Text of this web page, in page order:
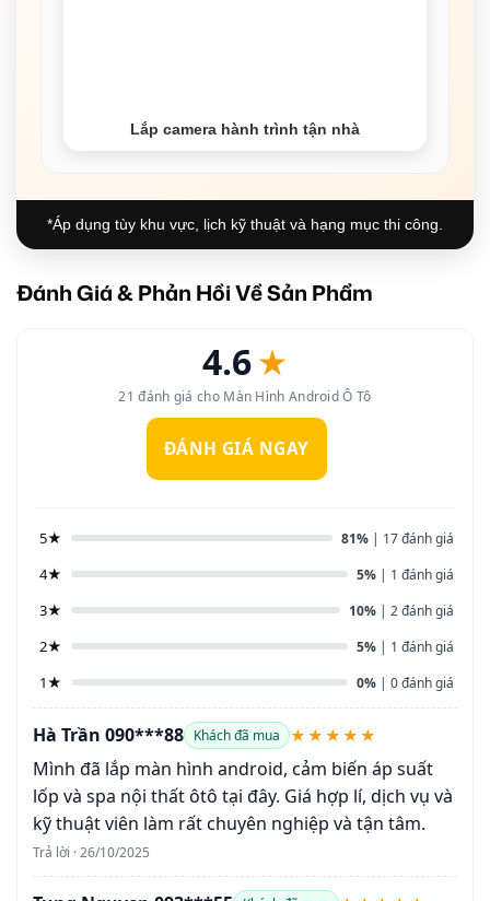
Lắp camera hành trình tận nhà
*Áp dụng tùy khu vực, lịch kỹ thuật và hạng mục thi công.
Đánh Giá & Phản Hồi Về Sản Phẩm
4.6★
21 đánh giá cho Màn Hình Android Ô Tô
ĐÁNH GIÁ NGAY
5★ 81% | 17 đánh giá
4★ 5% | 1 đánh giá
3★ 10% | 2 đánh giá
2★ 5% | 1 đánh giá
1★ 0% | 0 đánh giá
Hà Trần 090***88 Khách đã mua ★★★★★
Mình đã lắp màn hình android, cảm biến áp suất
lốp và spa nội thất ôtô tại đây. Giá hợp lí, dịch vụ và
kỹ thuật viên làm rất chuyên nghiệp và tận tâm.
Trả lời · 26/10/2025